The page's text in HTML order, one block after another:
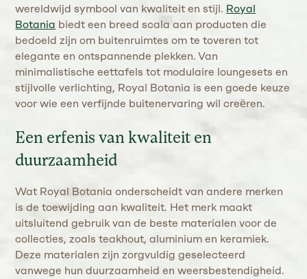
wereldwijd symbool van kwaliteit en stijl. Royal
Botania biedt een breed scala aan producten die
bedoeld zijn om buitenruimtes om te toveren tot
elegante en ontspannende plekken. Van
minimalistische eettafels tot modulaire loungesets en
stijlvolle verlichting, Royal Botania is een goede keuze
voor wie een verfijnde buitenervaring wil creëren.
Een erfenis van kwaliteit en
duurzaamheid
Wat Royal Botania onderscheidt van andere merken
is de toewijding aan kwaliteit. Het merk maakt
uitsluitend gebruik van de beste materialen voor de
collecties, zoals teakhout, aluminium en keramiek.
Deze materialen zijn zorgvuldig geselecteerd
vanwege hun duurzaamheid en weersbestendigheid.